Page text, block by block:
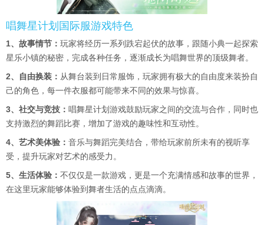
唱舞星计划国际服游戏特色
1、故事情节： 玩家将经历一系列跌宕起伏的故事，跟随小典一起探索
星乐小镇的秘密，完成各种任务，逐渐成长为唱舞世界的顶级舞者。
2、自由换装： 从舞台装到日常服饰，玩家拥有极大的自由度来装扮自
己的角色，每一件衣服都可能带来不同的效果与惊喜。
3、社交与竞技： 唱舞星计划游戏鼓励玩家之间的交流与合作，同时也
支持激烈的舞蹈比赛，增加了游戏的趣味性和互动性。
4、艺术美体验： 音乐与舞蹈完美结合，带给玩家前所未有的视听享
受，提升玩家对艺术的感受力。
5、生活体验： 不仅仅是一款游戏，更是一个充满情感和故事的世界，
在这里玩家能够体验到舞者生活的点点滴滴。